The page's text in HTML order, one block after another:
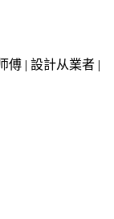
傅 | 設計从業者 |